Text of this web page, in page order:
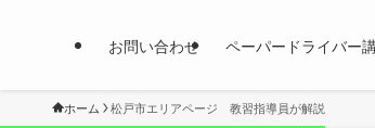
お問い合わせ ペーパードライバー
ホーム 松戸市エリアページ 教習指導員が解説